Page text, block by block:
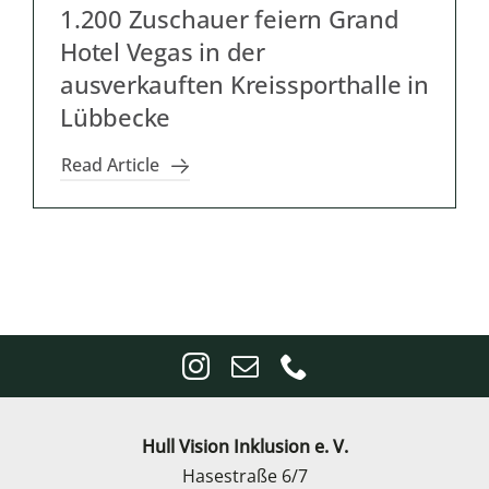
1.200 Zuschauer feiern Grand
Hotel Vegas in der
ausverkauften Kreissporthalle in
Lübbecke
Read Article
Hull Vision Inklusion e. V.
Hasestraße 6/7